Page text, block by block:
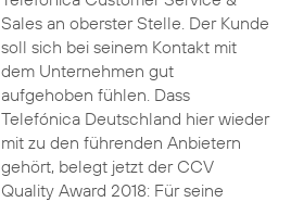
Sales an oberster Stelle. Der Kunde
soll sich bei seinem Kontakt mit
dem Unternehmen gut
aufgehoben fühlen. Dass
Telefónica Deutschland hier wieder
mit zu den führenden Anbietern
gehört, belegt jetzt der CCV
Quality Award 2018: Für seine